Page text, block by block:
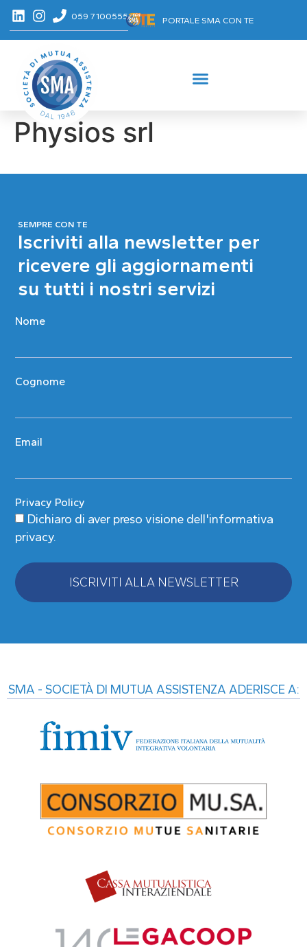
059 7100555 PORTALE SMA CON TE
Physios srl
SEMPRE CON TE
Iscriviti alla newsletter per
ricevere gli aggiornamenti
su tutti i nostri servizi
Nome
Cognome
Email
Privacy Policy
Dichiaro di aver preso visione dell'informativa
privacy.
ISCRIVITI ALLA NEWSLETTER
SMA - SOCIETÀ DI MUTUA ASSISTENZA ADERISCE A: